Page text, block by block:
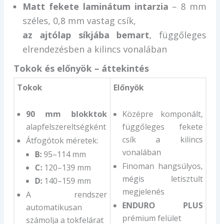
Matt fekete laminátum intarzia – 8 mm
széles, 0,8 mm vastag csík,
az ajtólap síkjába bemart, függőleges
elrendezésben a kilincs vonalában
Tokok és előnyök – áttekintés
Tokok
90 mm blokktok
alapfelszereltségként
Átfogótok méretek:
B:95–114 mm
C:120–139 mm
D:140–159 mm
A rendszer
automatikusan
számolja a tokfelárat
Előnyök
Középre komponált,
függőleges fekete
csík a kilincs
vonalában
Finoman hangsúlyos,
mégis letisztult
megjelenés
ENDURO PLUS
prémium felület